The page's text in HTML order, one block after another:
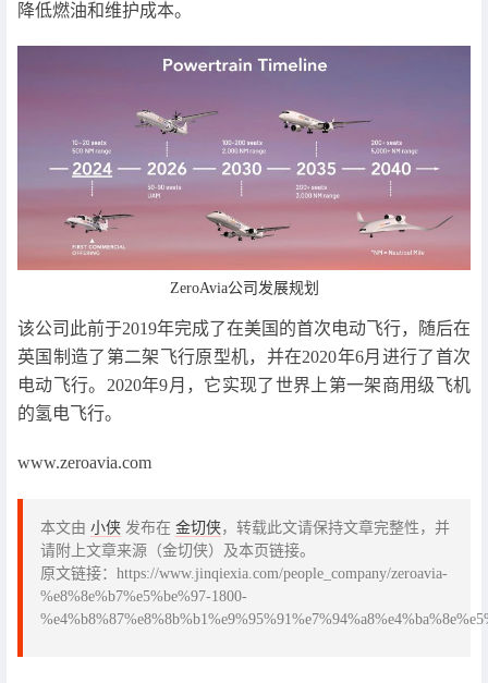
降低燃油和维护成本。
ZeroAvia公司发展规划
该公司此前于2019年完成了在美国的首次电动飞行，随后在
英国制造了第二架飞行原型机，并在2020年6月进行了首次
电动飞行。2020年9月，它实现了世界上第一架商用级飞机
的氢电飞行。
www.zeroavia.com
本文由 小侠 发布在 金切侠，转载此文请保持文章完整性，并
请附上文章来源（金切侠）及本页链接。
原文链接：https://www.jinqiexia.com/people_company/zeroavia-
%e8%8e%b7%e5%be%97-1800-